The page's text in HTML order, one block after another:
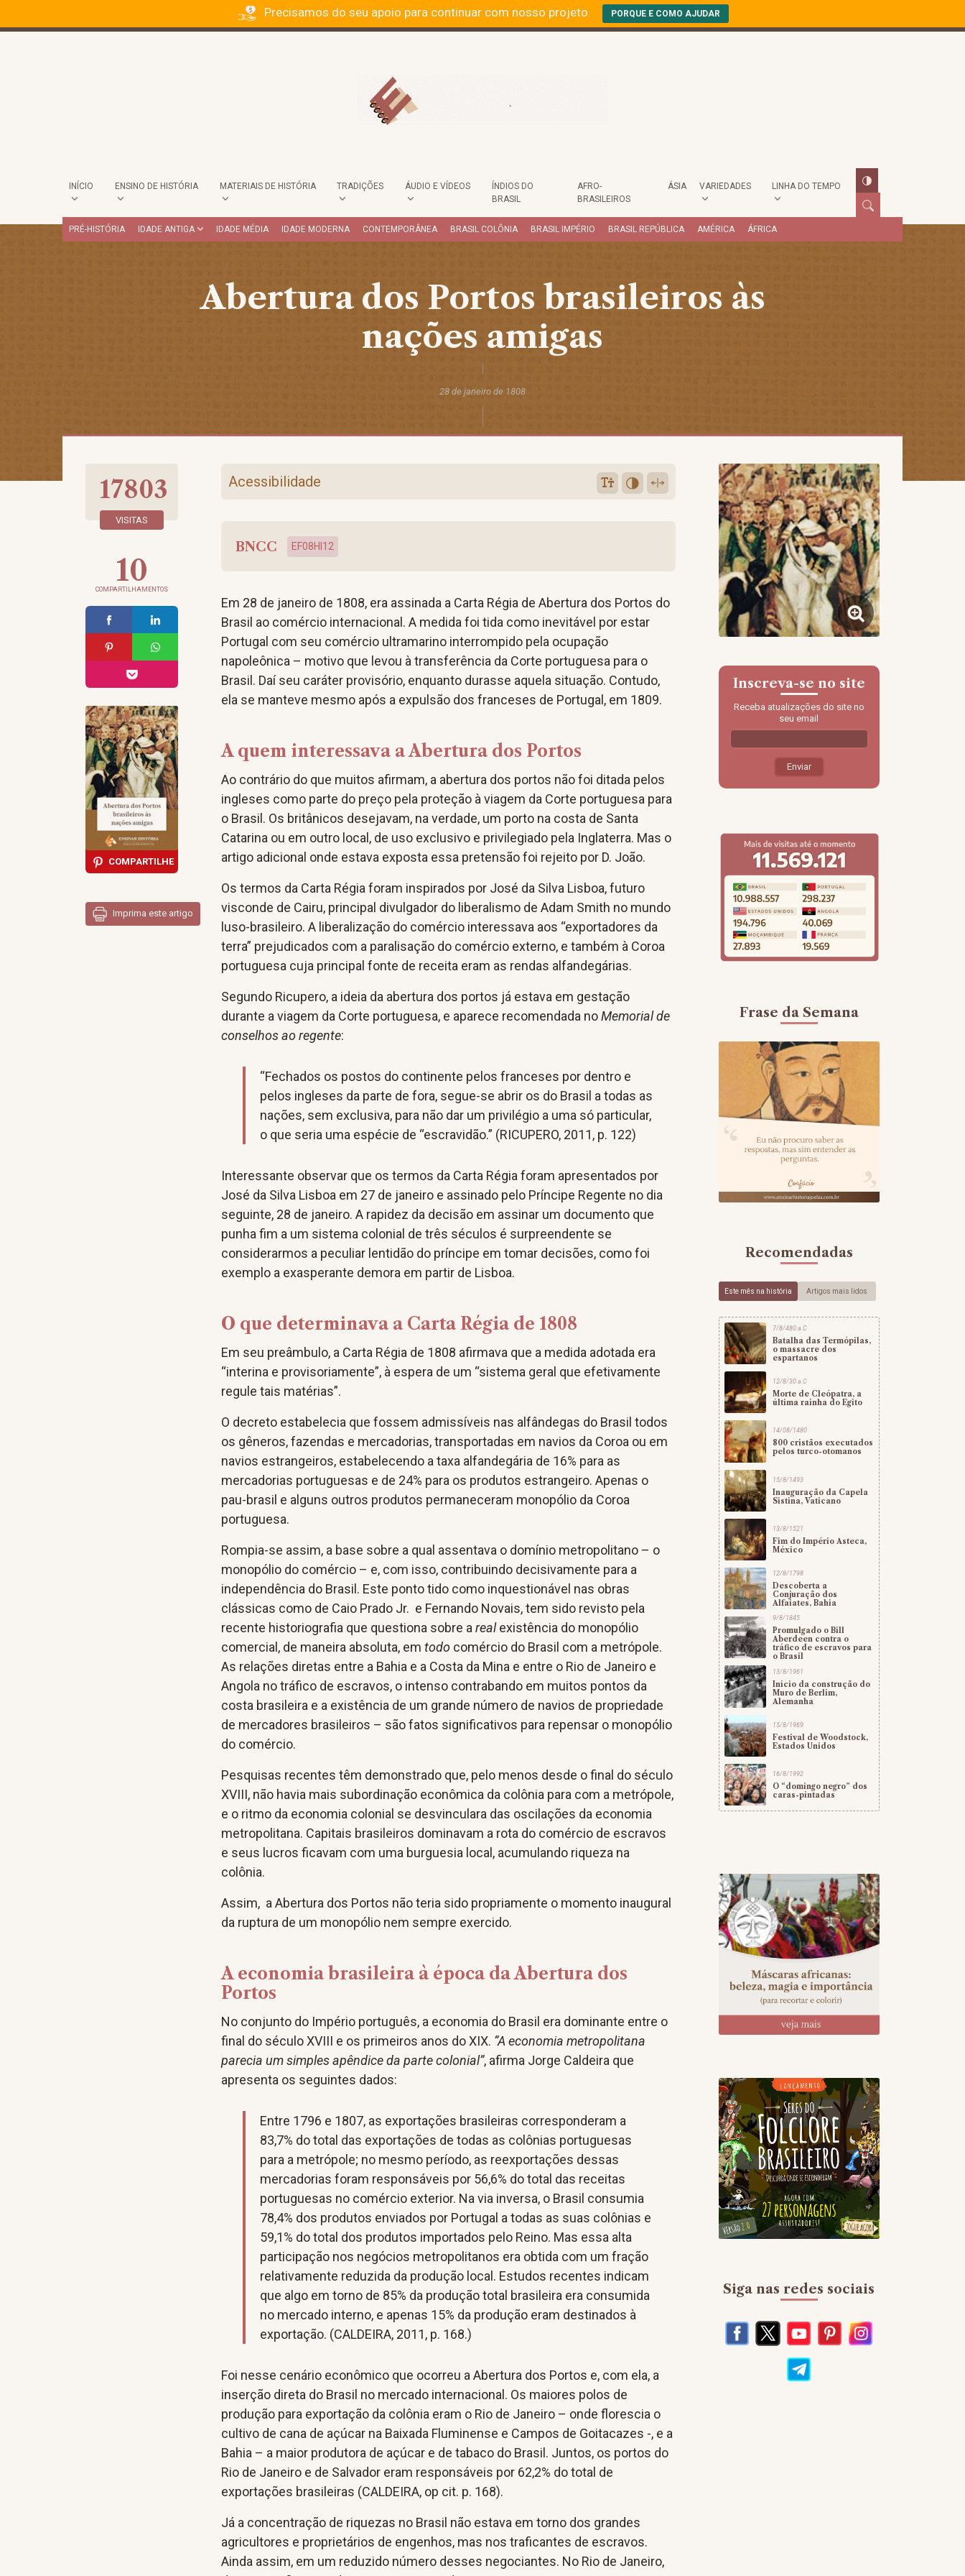
Precisamos do seu apoio para continuar com nosso projeto. PORQUE E COMO AJUDAR
INÍCIO ENSINO DE HISTÓRIA MATERIAIS DE HISTÓRIA TRADIÇÕES ÁUDIO E VÍDEOS
ÍNDIOS DO
BRASIL
AFRO-
BRASILEIROS
ÁSIA VARIEDADES LINHA DO TEMPO
PRÉ-HISTÓRIA IDADE ANTIGA IDADE MÉDIA IDADE MODERNA CONTEMPORÂNEA BRASIL COLÔNIA BRASIL IMPÉRIO BRASIL REPÚBLICA AMÉRICA ÁFRICA
Abertura dos Portos brasileiros às
nações amigas
28 de janeiro de 1808
17803
VISITAS
10
COMPARTILHAMENTOS
COMPARTILHE
Imprima este artigo
Acessibilidade
BNCC EF08HI12
Em 28 de janeiro de 1808, era assinada a Carta Régia de Abertura dos Portos do
Brasil ao comércio internacional. A medida foi tida como inevitável por estar
Portugal com seu comércio ultramarino interrompido pela ocupação
napoleônica – motivo que levou à transferência da Corte portuguesa para o
Brasil. Daí seu caráter provisório, enquanto durasse aquela situação. Contudo,
ela se manteve mesmo após a expulsão dos franceses de Portugal, em 1809.
A quem interessava a Abertura dos Portos
Ao contrário do que muitos afirmam, a abertura dos portos não foi ditada pelos
ingleses como parte do preço pela proteção à viagem da Corte portuguesa para
o Brasil. Os britânicos desejavam, na verdade, um porto na costa de Santa
Catarina ou em outro local, de uso exclusivo e privilegiado pela Inglaterra. Mas o
artigo adicional onde estava exposta essa pretensão foi rejeito por D. João.
Os termos da Carta Régia foram inspirados por José da Silva Lisboa, futuro
visconde de Cairu, principal divulgador do liberalismo de Adam Smith no mundo
luso-brasileiro. A liberalização do comércio interessava aos “exportadores da
terra” prejudicados com a paralisação do comércio externo, e também à Coroa
portuguesa cuja principal fonte de receita eram as rendas alfandegárias.
Segundo Ricupero, a ideia da abertura dos portos já estava em gestação
durante a viagem da Corte portuguesa, e aparece recomendada noMemorial de
conselhos ao regente:
“Fechados os postos do continente pelos franceses por dentro e
pelos ingleses da parte de fora, segue-se abrir os do Brasil a todas as
nações, sem exclusiva, para não dar um privilégio a uma só particular,
o que seria uma espécie de “escravidão.” (RICUPERO, 2011, p. 122)
Interessante observar que os termos da Carta Régia foram apresentados por
José da Silva Lisboa em 27 de janeiro e assinado pelo Príncipe Regente no dia
seguinte, 28 de janeiro. A rapidez da decisão em assinar um documento que
punha fim a um sistema colonial de três séculos é surpreendente se
considerarmos a peculiar lentidão do príncipe em tomar decisões, como foi
exemplo a exasperante demora em partir de Lisboa.
O que determinava a Carta Régia de 1808
Em seu preâmbulo, a Carta Régia de 1808 afirmava que a medida adotada era
“interina e provisoriamente”, à espera de um “sistema geral que efetivamente
regule tais matérias”.
O decreto estabelecia que fossem admissíveis nas alfândegas do Brasil todos
os gêneros, fazendas e mercadorias, transportadas em navios da Coroa ou em
navios estrangeiros, estabelecendo a taxa alfandegária de 16% para as
mercadorias portuguesas e de 24% para os produtos estrangeiro. Apenas o
pau-brasil e alguns outros produtos permaneceram monopólio da Coroa
portuguesa.
Rompia-se assim, a base sobre a qual assentava o domínio metropolitano – o
monopólio do comércio – e, com isso, contribuindo decisivamente para a
independência do Brasil. Este ponto tido como inquestionável nas obras
clássicas como de Caio Prado Jr. e Fernando Novais, tem sido revisto pela
recente historiografia que questiona sobre arealexistência do monopólio
comercial, de maneira absoluta, emtodo comércio do Brasil com a metrópole.
As relações diretas entre a Bahia e a Costa da Mina e entre o Rio de Janeiro e
Angola no tráfico de escravos, o intenso contrabando em muitos pontos da
costa brasileira e a existência de um grande número de navios de propriedade
de mercadores brasileiros – são fatos significativos para repensar o monopólio
do comércio.
Pesquisas recentes têm demonstrado que, pelo menos desde o final do século
XVIII, não havia mais subordinação econômica da colônia para com a metrópole,
e o ritmo da economia colonial se desvinculara das oscilações da economia
metropolitana. Capitais brasileiros dominavam a rota do comércio de escravos
e seus lucros ficavam com uma burguesia local, acumulando riqueza na
colônia.
Assim, a Abertura dos Portos não teria sido propriamente o momento inaugural
da ruptura de um monopólio nem sempre exercido.
A economia brasileira à época da Abertura dos
Portos
No conjunto do Império português, a economia do Brasil era dominante entre o
final do século XVIII e os primeiros anos do XIX. “A economia metropolitana
parecia um simples apêndice da parte colonial”, afirma Jorge Caldeira que
apresenta os seguintes dados:
Entre 1796 e 1807, as exportações brasileiras corresponderam a
83,7% do total das exportações de todas as colônias portuguesas
para a metrópole; no mesmo período, as reexportações dessas
mercadorias foram responsáveis por 56,6% do total das receitas
portuguesas no comércio exterior. Na via inversa, o Brasil consumia
78,4% dos produtos enviados por Portugal a todas as suas colônias e
59,1% do total dos produtos importados pelo Reino. Mas essa alta
participação nos negócios metropolitanos era obtida com um fração
relativamente reduzida da produção local. Estudos recentes indicam
que algo em torno de 85% da produção total brasileira era consumida
no mercado interno, e apenas 15% da produção eram destinados à
exportação. (CALDEIRA, 2011, p. 168.)
Foi nesse cenário econômico que ocorreu a Abertura dos Portos e, com ela, a
inserção direta do Brasil no mercado internacional. Os maiores polos de
produção para exportação da colônia eram o Rio de Janeiro – onde florescia o
cultivo de cana de açúcar na Baixada Fluminense e Campos de Goitacazes -, e a
Bahia – a maior produtora de açúcar e de tabaco do Brasil. Juntos, os portos do
Rio de Janeiro e de Salvador eram responsáveis por 62,2% do total de
exportações brasileiras (CALDEIRA, op cit. p. 168).
Já a concentração de riquezas no Brasil não estava em torno dos grandes
agricultores e proprietários de engenhos, mas nos traficantes de escravos.
Ainda assim, em um reduzido número desses negociantes. No Rio de Janeiro,
Inscreva-se no site
Receba atualizações do site no
seu email
Frase da Semana
Recomendadas
Este mês na história Artigos mais lidos
7/8/480 a.C
Batalha das Termópilas,
o massacre dos
espartanos
12/8/30 a.C
Morte de Cleópatra, a
última rainha do Egito
14/08/1480
800 cristãos executados
pelos turco-otomanos
15/8/1493
Inauguração da Capela
Sistina, Vaticano
13/8/1521
Fim do Império Asteca,
México
12/8/1798
Descoberta a
Conjuração dos
Alfaiates, Bahia
9/8/1845
Promulgado o Bill
Aberdeen contra o
tráfico de escravos para
o Brasil
13/8/1961
Início da construção do
Muro de Berlim,
Alemanha
15/8/1969
Festival de Woodstock,
Estados Unidos
16/8/1992
O “domingo negro” dos
caras-pintadas
Siga nas redes sociais